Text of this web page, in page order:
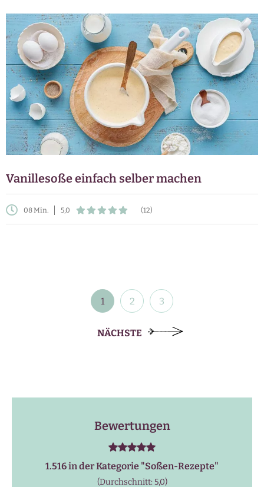
Vanillesoße einfach selber machen
08 Min. 5,0 (12)
Beitragsnavigation
1 2 3
NÄCHSTE
Bewertungen
1.516 in der Kategorie "Soßen-Rezepte"
(Durchschnitt: 5,0)